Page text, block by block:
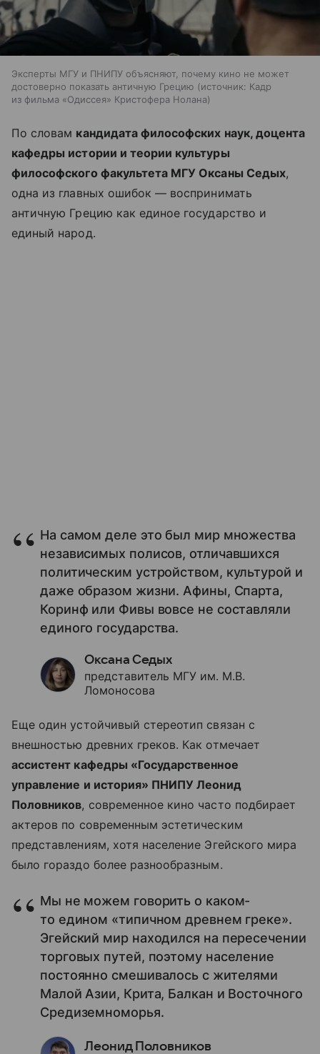
Эксперты МГУ и ПНИПУ объясняют, почему кино не может
достоверно показать античную Грецию
источник: Кадр
из фильма «Одиссея» Кристофера Нолана
По словам кандидата философских наук, доцента
кафедры истории и теории культуры
философского факультета МГУ Оксаны Седых,
одна из главных ошибок — воспринимать
античную Грецию как единое государство и
единый народ.
На самом деле это был мир множества
независимых полисов, отличавшихся
политическим устройством, культурой и
даже образом жизни. Афины, Спарта,
Коринф или Фивы вовсе не составляли
единого государства.
Оксана Седых
представитель МГУ им. М.В.
Ломоносова
Еще один устойчивый стереотип связан с
внешностью древних греков. Как отмечает
ассистент кафедры «Государственное
управление и история» ПНИПУ Леонид
Половников, современное кино часто подбирает
актеров по современным эстетическим
представлениям, хотя население Эгейского мира
было гораздо более разнообразным.
Мы не можем говорить о каком-
то едином «типичном древнем греке».
Эгейский мир находился на пересечении
торговых путей, поэтому население
постоянно смешивалось с жителями
Малой Азии, Крита, Балкан и Восточного
Средиземноморья.
Леонид Половников